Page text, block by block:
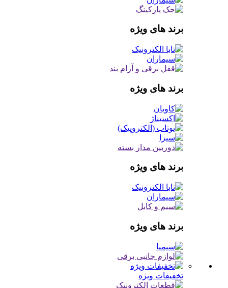
برند های ویژه
برند های ویژه
برند های ویژه
برند های ویژه
تخفیفات ویژه